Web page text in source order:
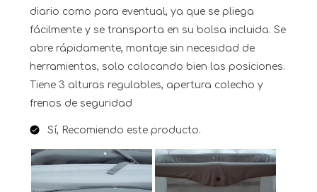
diario como para eventual, ya que se pliega
fácilmente y se transporta en su bolsa incluida. Se
abre rápidamente, montaje sin necesidad de
herramientas, solo colocando bien las posiciones.
Tiene 3 alturas regulables, apertura colecho y
frenos de seguridad
Sí, Recomiendo este producto.